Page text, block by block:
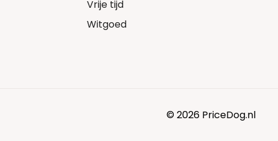
Vrije tijd
Witgoed
© 2026 PriceDog.nl